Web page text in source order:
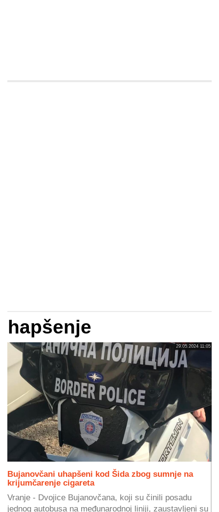
hapšenje
29.05.2024 11:05
Bujanovčani uhapšeni kod Šida zbog sumnje na
krijumčarenje cigareta
Vranje - Dvojice Bujanovčana, koji su činili posadu
jednog autobusa na međunarodnoj liniji, zaustavljeni su